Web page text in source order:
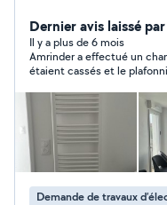
respectant les règles
organisé, j'ai prouvé
superviser des équipes
les plans et schémas
du câblage 3
équipements
câbles 5 Vérifier les
mise en service 6
fais également des
N'hésitez pas à me
Dernier avis laissé
Il y a plus de 6 mois
Amrinder a effectué un
étaient cassés et le
recommande! Merci
Demande de travaux